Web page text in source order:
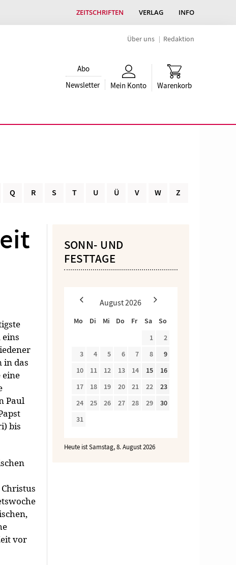
ZEITSCHRIFTEN VERLAG INFO
Über uns Redaktion
Abo
Newsletter
Mein Konto Warenkorb
Q R S T U Ü V W Z
eins
in das
eine
Paul
bis
vor
SONN- UND
FESTTAGE
August2026
Mo Di Mi Do Fr Sa
So
1
2
3
4 5 6 7 8
9
10
11 12 13 14 15
16
17
18 19 20 21 22
23
24
25 26 27 28 29
30
31
Heute ist Samstag, 8. August 2026